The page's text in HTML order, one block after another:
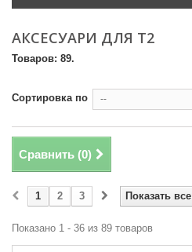
АКСЕСУАРИ ДЛЯ Т2
Товаров: 89.
Сортировка по --
Сравнить (0)
Показать все
1 2 3
Показано 1 - 36 из 89 товаров